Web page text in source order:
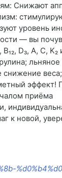
Снижают
уровень
— вы
D₃, A, C, K₂
льняное
снижение
эффект!
приёма
к новой,